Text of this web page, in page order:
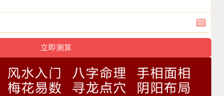
，传为万古美谈。反过来，假如俩家各不相让，总是同
接物胸怀坦荡，不小肚鸡肠得与失，宁愿令人3分也不肯
略眼光，给自己攒下福分和福报，人生之路越走越宽。